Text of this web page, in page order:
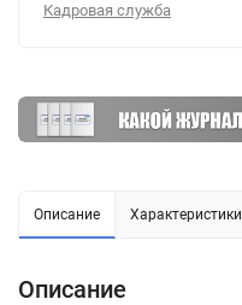
Кадровая служба
Описание Характеристики
Описание